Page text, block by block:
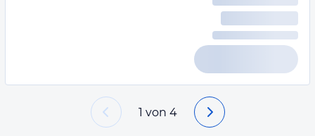
1 von 4